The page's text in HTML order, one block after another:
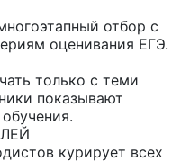
отбор с
оценивания ЕГЭ.
только с теми
показывают
курирует всех